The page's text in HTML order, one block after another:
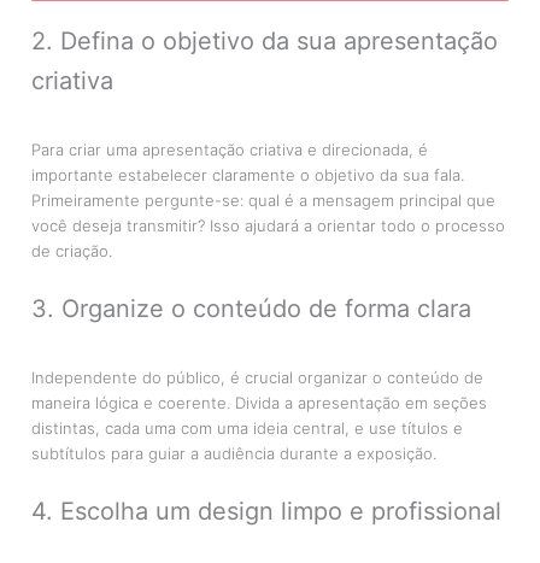
2. Defina o objetivo da sua apresentação
criativa
Para criar uma apresentação criativa e direcionada, é
importante estabelecer claramente o objetivo da sua fala.
Primeiramente pergunte-se: qual é a mensagem principal que
você deseja transmitir? Isso ajudará a orientar todo o processo
de criação.
3. Organize o conteúdo de forma clara
Independente do público, é crucial organizar o conteúdo de
maneira lógica e coerente. Divida a apresentação em seções
distintas, cada uma com uma ideia central, e use títulos e
subtítulos para guiar a audiência durante a exposição.
4. Escolha um design limpo e profissional